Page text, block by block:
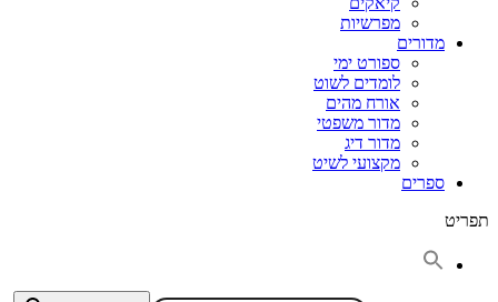
מפרשיות
מדורים
ספורט ימי
לומדים לשוט
אורח מהים
מדור משפטי
מדור דיג
מקצועי לשיט
ספרים
תפריט